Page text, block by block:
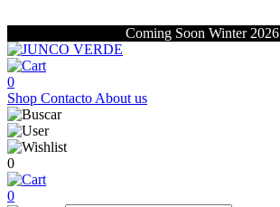
Coming Soon Winter 2026
0
Shop Contacto About us
0
0